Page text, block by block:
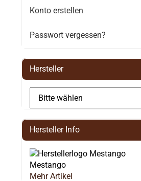
Konto erstellen
Passwort vergessen?
Hersteller
Hersteller Info
Mestango
Mehr Artikel